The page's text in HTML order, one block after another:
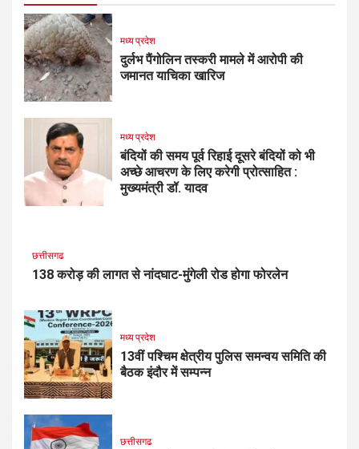
मध्य प्रदेश
दुर्लभ पैंगोलिन तस्करी मामले में आरोपी की
जमानत याचिका खारिज
मध्य प्रदेश
बंदियों की समय पूर्व रिहाई दूसरे बंदियों को भी
अच्छे आचरण के लिए करेगी प्रोत्साहित :
मुख्यमंत्री डॉ. यादव
छत्तीसगढ
138 करोड़ की लागत से नांदघाट-मुंगेली रोड होगा फोरलेन
मध्य प्रदेश
13वीं पश्चिम क्षेत्रीय पुलिस समन्वय समिति की
बैठक इंदौर में सम्पन्न
छत्तीसगढ